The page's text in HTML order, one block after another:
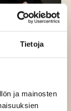
Tietoja
ja mainosten